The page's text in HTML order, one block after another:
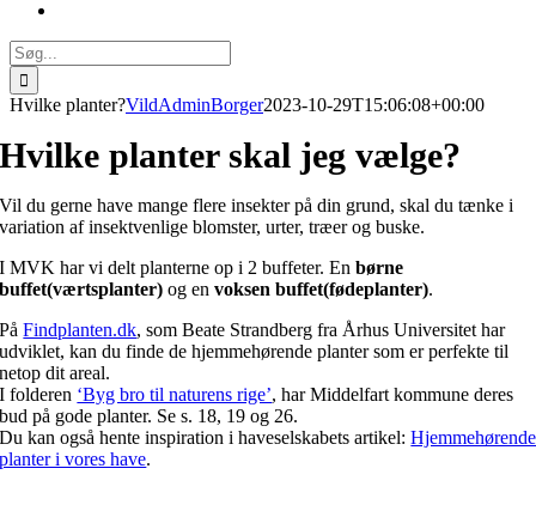
Søg
efter:
Hvilke planter?VildAdminBorger2023-10-29T15:06:08+00:00
Hvilke planter skal jeg vælge?
Vil du gerne have mange flere insekter på din grund, skal du tænke i
variation af insektvenlige blomster, urter, træer og buske.
I MVK har vi delt planterne op i 2 buffeter. Enbørne
buffet(værtsplanter)og envoksen buffet(fødeplanter).
PåFindplanten.dk, som Beate Strandberg fra Århus Universitet har
udviklet, kan du finde de hjemmehørende planter som er perfekte til
netop dit areal.
I folderen ‘Byg bro til naturens rige’, har Middelfart kommune deres
bud på gode planter. Se s. 18, 19 og 26.
Du kan også hente inspiration i haveselskabets artikel:Hjemmehørende
planter i vores have.